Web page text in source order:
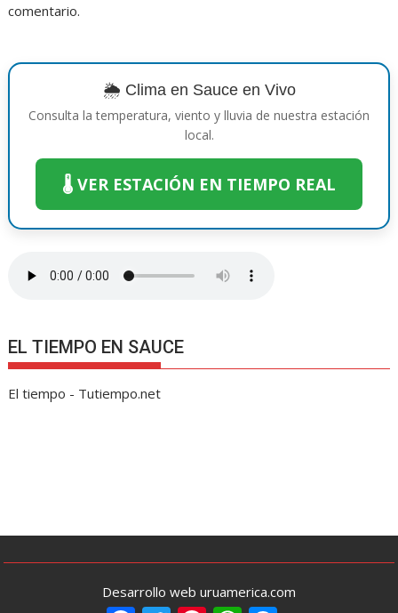
comentario.
🌦️ Clima en Sauce en Vivo
Consulta la temperatura, viento y lluvia de nuestra estación
local.
🌡️ VER ESTACIÓN EN TIEMPO REAL
EL TIEMPO EN SAUCE
El tiempo - Tutiempo.net
Desarrollo web uruamerica.com